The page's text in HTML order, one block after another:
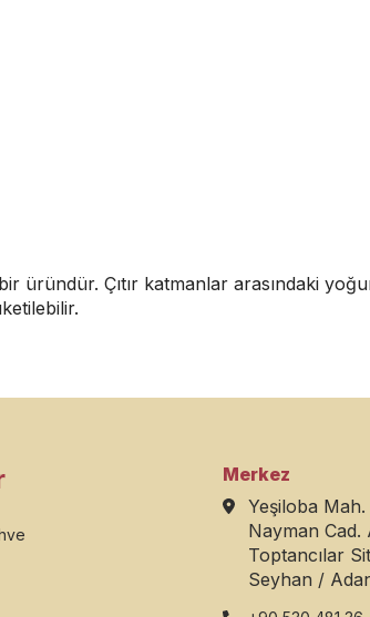
üründür. Çıtır katmanlar arasındaki
Merkez
Yeşiloba
Nayman Cad.
Toptancılar
Seyhan /